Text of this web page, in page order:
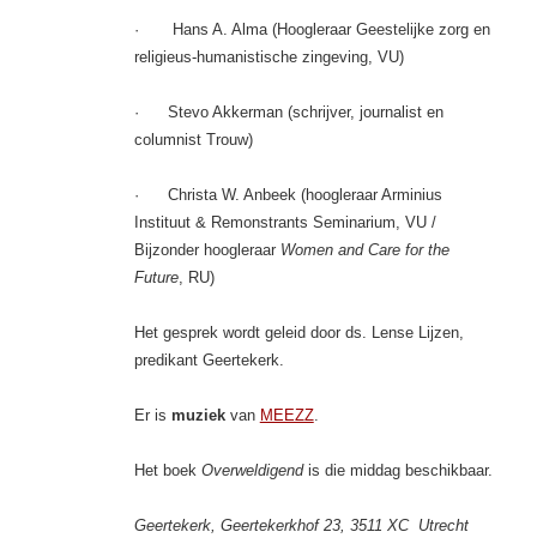
· Hans A. Alma (Hoogleraar Geestelijke zorg en
religieus-humanistische zingeving, VU)
· Stevo Akkerman (schrijver, journalist en
columnist Trouw)
· Christa W. Anbeek (hoogleraar Arminius
Instituut & Remonstrants Seminarium, VU /
Bijzonder hoogleraar Women and Care for the
Future, RU)
Het gesprek wordt geleid door ds. Lense Lijzen,
predikant Geertekerk.
Er is muziekvan MEEZZ.
Het boek Overweldigend is die middag beschikbaar.
Geertekerk, Geertekerkhof 23, 3511 XC Utrecht